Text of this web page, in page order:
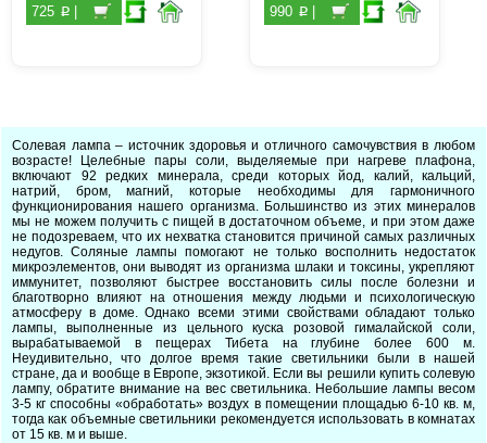
725 p 990 p
Солевая лампа – источник здоровья и отличного самочувствия в любом
возрасте! Целебные пары соли, выделяемые при нагреве плафона,
включают 92 редких минерала, среди которых йод, калий, кальций,
натрий, бром, магний, которые необходимы для гармоничного
функционирования нашего организма. Большинство из этих минералов
мы не можем получить с пищей в достаточном объеме, и при этом даже
не подозреваем, что их нехватка становится причиной самых различных
недугов. Соляные лампы помогают не только восполнить недостаток
микроэлементов, они выводят из организма шлаки и токсины, укрепляют
иммунитет, позволяют быстрее восстановить силы после болезни и
благотворно влияют на отношения между людьми и психологическую
атмосферу в доме. Однако всеми этими свойствами обладают только
лампы, выполненные из цельного куска розовой гималайской соли,
вырабатываемой в пещерах Тибета на глубине более 600 м.
Неудивительно, что долгое время такие светильники были в нашей
стране, да и вообще в Европе, экзотикой. Если вы решили купить солевую
лампу, обратите внимание на вес светильника. Небольшие лампы весом
3-5 кг способны «обработать» воздух в помещении площадью 6-10 кв. м,
тогда как объемные светильники рекомендуется использовать в комнатах
от 15 кв. м и выше.